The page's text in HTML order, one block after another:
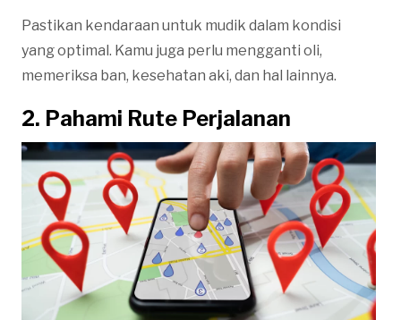
Pastikan kendaraan untuk mudik dalam kondisi
yang optimal. Kamu juga perlu mengganti oli,
memeriksa ban, kesehatan aki, dan hal lainnya.
2. Pahami Rute Perjalanan